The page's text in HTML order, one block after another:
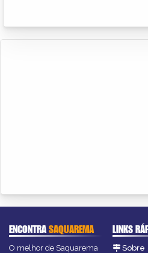
ENCONTRASAQUAREMA
O melhor de Saquarema
LINKS
Sobre